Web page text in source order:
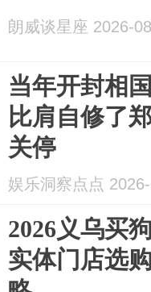
朗威谈星座 2026-
当年开封相
比肩自修了
关停
娱乐洞察点点
2026义乌买
实体门店选